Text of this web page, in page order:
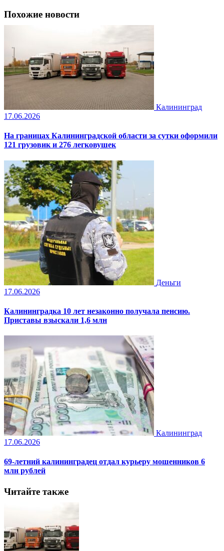
Похожие новости
Калининград
17.06.2026
На границах Калининградской области за сутки оформили
121 грузовик и 276 легковушек
Деньги
17.06.2026
Калининградка 10 лет незаконно получала пенсию.
Приставы взыскали 1,6 млн
Калининград
17.06.2026
69-летний калининградец отдал курьеру мошенников 6
млн рублей
Читайте также